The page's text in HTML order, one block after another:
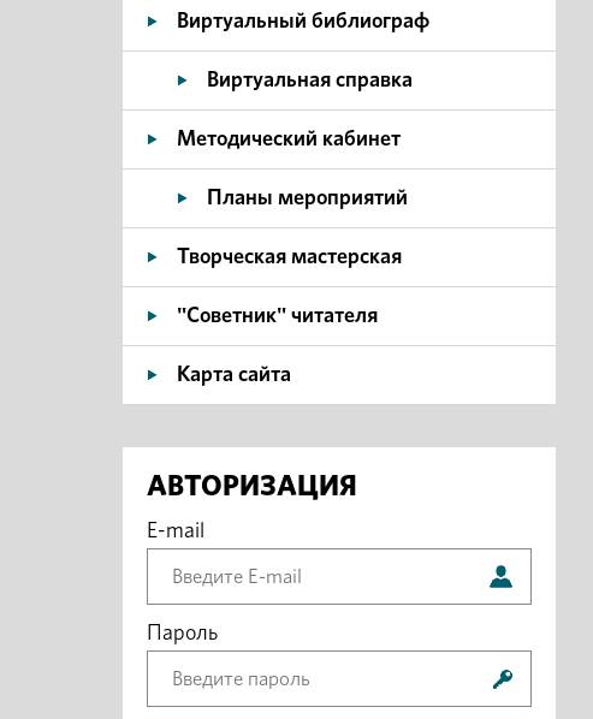
Виртуальный библиограф
Виртуальная справка
Методический кабинет
Планы мероприятий
Творческая мастерская
"Советник" читателя
Карта сайта
АВТОРИЗАЦИЯ
E-mail
Пароль